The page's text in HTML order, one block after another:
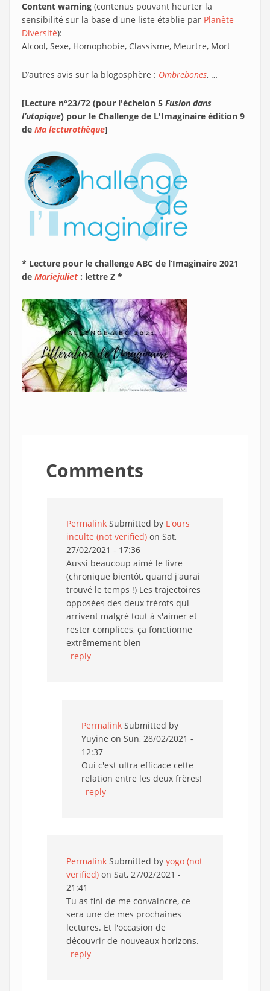
Content warning (contenus pouvant heurter la
sensibilité sur la base d'une liste établie par Planète
Diversité):
Alcool, Sexe, Homophobie, Classisme, Meurtre, Mort
D’autres avis sur la blogosphère : Ombrebones, …
[Lecture n°23/72 (pour l'échelon 5 Fusion dans
l’utopique) pour le Challenge de L'Imaginaire édition 9
de Ma lecturothèque]
* Lecture pour le challenge ABC de l’Imaginaire 2021
de Mariejuliet : lettre Z *
Comments
Permalink Submitted by L'ours
inculte (not verified) on Sat,
27/02/2021 - 17:36
Aussi beaucoup aimé le livre
(chronique bientôt, quand j'aurai
trouvé le temps !) Les trajectoires
opposées des deux frérots qui
arrivent malgré tout à s'aimer et
rester complices, ça fonctionne
extrêmement bien
reply
Permalink Submitted by
Yuyine on Sun, 28/02/2021 -
12:37
Oui c'est ultra efficace cette
relation entre les deux frères!
reply
Permalink Submitted by yogo (not
verified) on Sat, 27/02/2021 -
21:41
Tu as fini de me convaincre, ce
sera une de mes prochaines
lectures. Et l'occasion de
découvrir de nouveaux horizons.
reply